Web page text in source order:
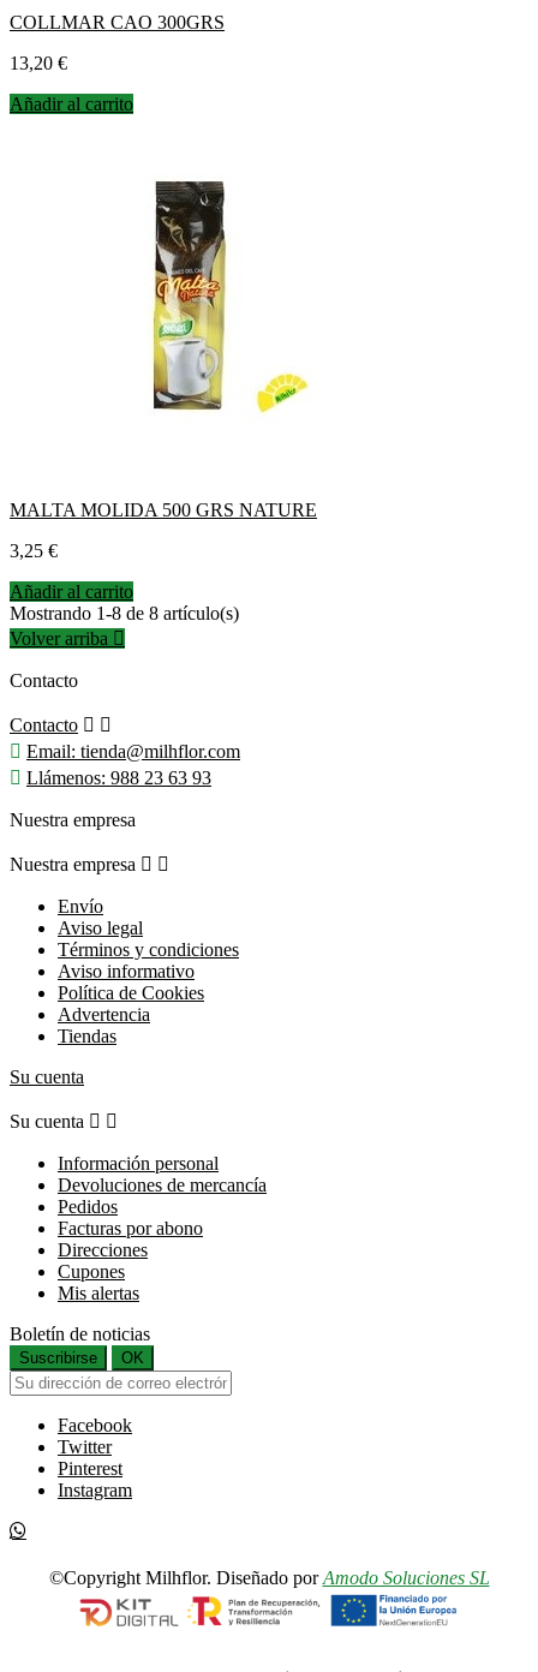
COLLMAR CAO 300GRS
Precio
13,20 €
Añadir al carrito
MALTA MOLIDA 500 GRS NATURE
Precio
3,25 €
Añadir al carrito
Mostrando 1-8 de 8 artículo(s)
Volver arriba 
Contacto
Contacto  
 Email: tienda@milhflor.com
 Llámenos: 988 23 63 93
Nuestra empresa
Nuestra empresa  
Envío
Aviso legal
Términos y condiciones
Aviso informativo
Política de Cookies
Advertencia
Tiendas
Su cuenta
Su cuenta  
Información personal
Devoluciones de mercancía
Pedidos
Facturas por abono
Direcciones
Cupones
Mis alertas
Boletín de noticias
Suscribirse OK
Facebook
Twitter
Pinterest
Instagram
©Copyright Milhflor. Diseñado porAmodo Soluciones SL